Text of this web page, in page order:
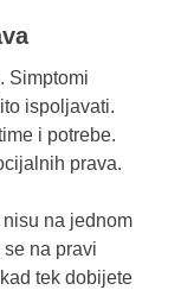
Simptomi
ispoljavati.
i potrebe.
prava.
na jednom
na pravi
tek dobijete